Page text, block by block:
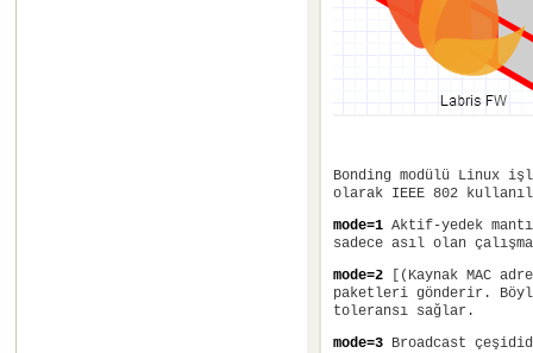
Bonding modülü Linux
olarak IEEE 802
mode=1 Aktif-yedek
sadece asıl olan
mode=2
[(Kaynak MAC
paketleri gönderir.
toleransı sağlar.
mode=3 Broadcast